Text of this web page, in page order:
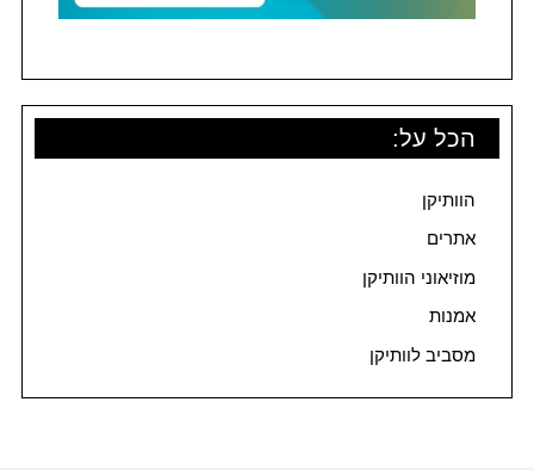
הכל על:
הוותיקן
אתרים
מוזיאוני הוותיקן
אמנות
מסביב לוותיקן